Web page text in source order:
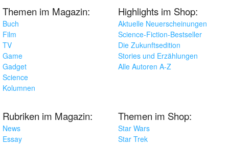
Themen im Magazin:
Buch
Film
TV
Game
Gadget
Science
Kolumnen
Highlights im Shop:
Aktuelle Neuerscheinungen
Science-Fiction-Bestseller
Die Zukunftsedition
Stories und Erzählungen
Alle Autoren A-Z
Rubriken im Magazin:
News
Essay
Themen im Shop:
Star Wars
Star Trek